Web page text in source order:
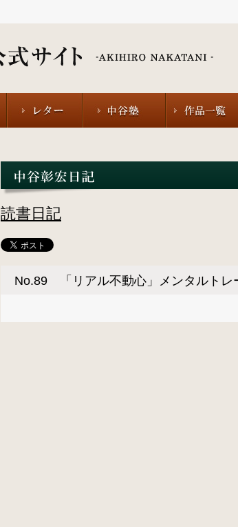
読書日記
No.89 「リアル不動心」メンタルトレ